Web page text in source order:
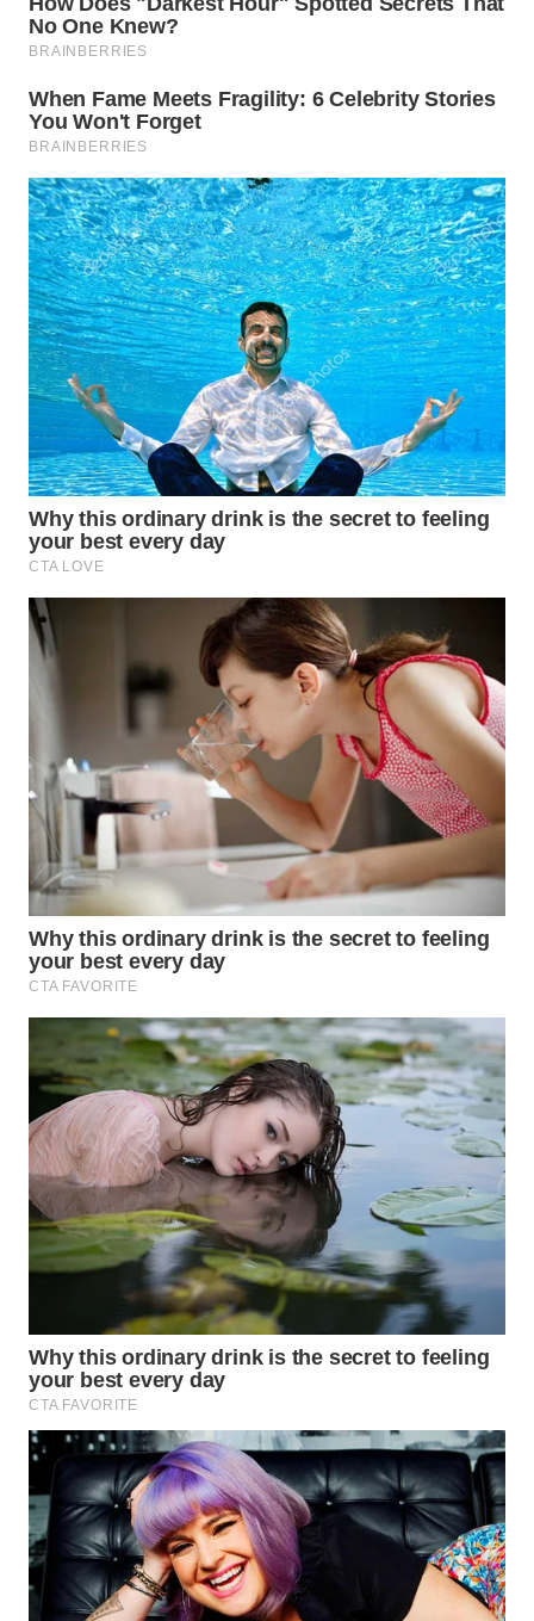
WN
TENGAH
WN DELI
SERDANG
WN
TEBING
TINGGI
WN
PAKPAK
WN
KARAWANG
WN
BEKASI
BOGOR
WN
TAPANULI
UTARA
WN
SAMOSIR
PADANG
LAWAS
WN
SUMEDANG
CIANJUR
KEPULAUAN
SERIBU
WN
TANGERANG
BINJAI
WN
CIREBON